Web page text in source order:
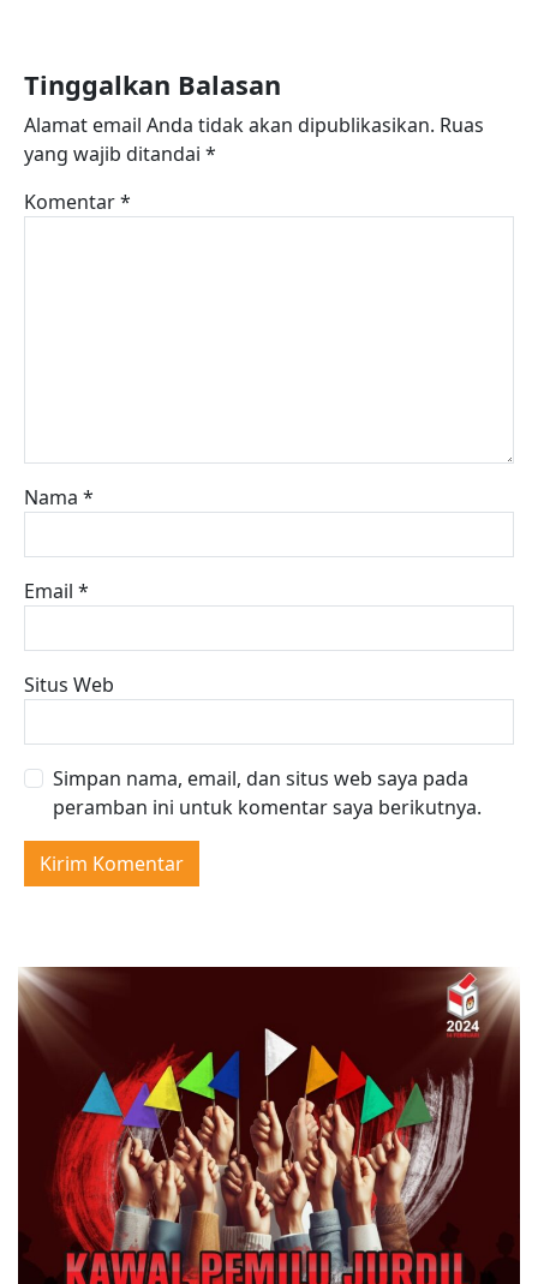
Tinggalkan Balasan
Alamat email Anda tidak akan dipublikasikan. Ruas
yang wajib ditandai *
Komentar*
Nama *
Email *
Situs Web
Simpan nama, email, dan situs web saya pada
peramban ini untuk komentar saya berikutnya.